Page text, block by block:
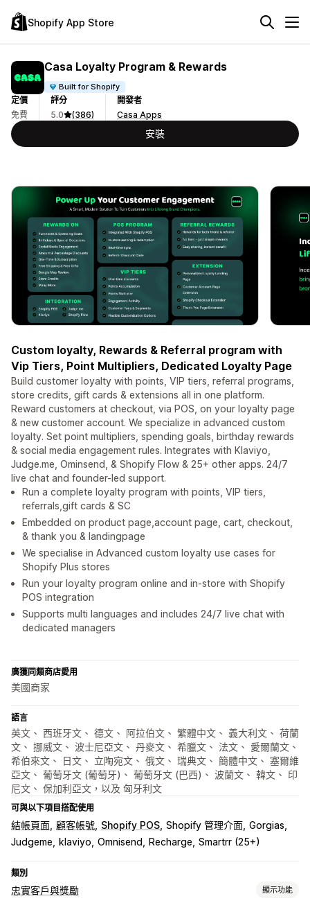
Shopify App Store
Casa Loyalty Program & Rewards
Built for Shopify
定價
免費
評分
5.0
(386)
開發者
Casa Apps
安裝
Custom loyalty, Rewards & Referral program with
Vip Tiers, Point Multipliers, Dedicated Loyalty Page
Build customer loyalty with points, VIP tiers, referral programs,
store credits, gift cards & extensions all in one platform.
Reward customers at checkout, via POS, on your loyalty page
& new customer account. We specialize in advanced custom
loyalty. Set point multipliers, spending goals, birthday rewards
& social media engagement rules. Integrates with Klaviyo,
Judge.me, Ominsend, & Shopify Flow & 25+ other apps. 24/7
live chat and founder-led support.
Run a complete loyalty program with points, VIP tiers,
referrals,gift cards & SC
Embedded on product page,account page, cart, checkout,
& thank you & landingpage
We specialise in Advanced custom loyalty use cases for
Shopify Plus stores
Run your loyalty program online and in-store with Shopify
POS integration
Supports multi languages and includes 24/7 live chat with
dedicated managers
廣獲同類商店愛用
美國商家
語言
英文、 西班牙文、 德文、 阿拉伯文、 繁體中文、 義大利文、 荷蘭
文、 挪威文、 波士尼亞文、 丹麥文、 希臘文、 法文、 愛爾蘭文、
希伯來文、 日文、 立陶宛文、 俄文、 瑞典文、 簡體中文、 塞爾維
亞文、 葡萄牙文 (葡萄牙)、 葡萄牙文 (巴西)、 波蘭文、 韓文、 印
尼文、 保加利亞文，以及 匈牙利文
可與以下項目搭配使用
結帳頁面 顧客帳號 Shopify POS Shopify 管理介面 Gorgias
Judgeme
klaviyo Omnisend Recharge Smartrr (25+)
類別
忠實客戶與獎勵 顯示功能